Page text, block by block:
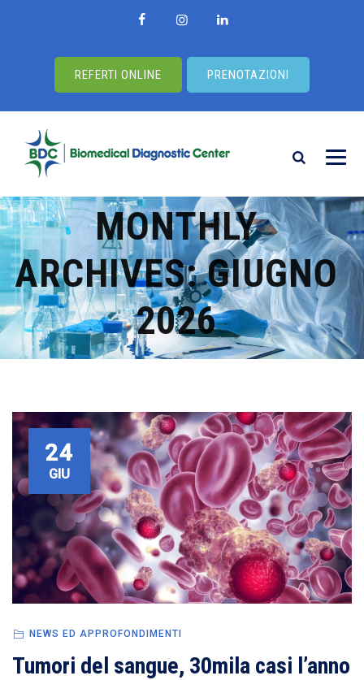
REFERTI ONLINE PRENOTAZIONI
MONTHLY
ARCHIVES:GIUGNO
2026
24
GIU
NEWS ED APPROFONDIMENTI
Tumori del sangue, 30mila casi l’anno